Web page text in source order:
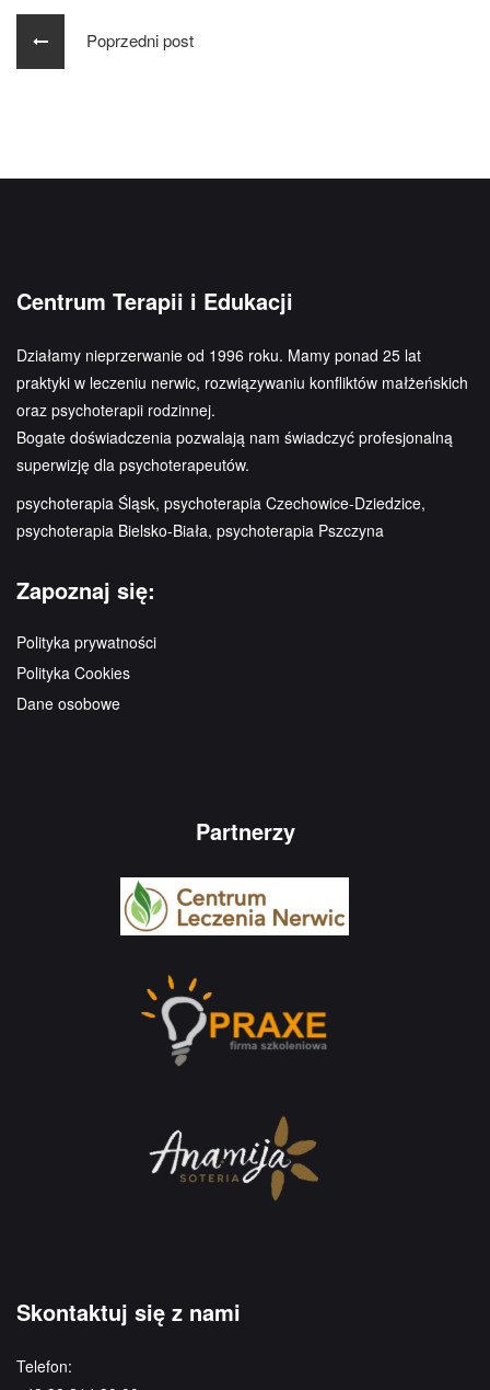
Poprzedni post
Centrum Terapii i Edukacji
Działamy nieprzerwanie od 1996 roku. Mamy ponad 25 lat
praktyki w leczeniu nerwic, rozwiązywaniu konfliktów małżeńskich
oraz psychoterapii rodzinnej.
Bogate doświadczenia pozwalają nam świadczyć profesjonalną
superwizję dla psychoterapeutów.
psychoterapia Śląsk, psychoterapia Czechowice-Dziedzice,
psychoterapia Bielsko-Biała, psychoterapia Pszczyna
Zapoznaj się:
Polityka prywatności
Polityka Cookies
Dane osobowe
Partnerzy
Skontaktuj się z nami
Telefon: